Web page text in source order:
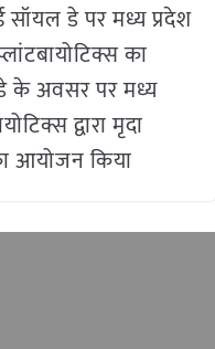
सॉयल डे पर मध्य प्रदेश
का
के अवसर पर मध्य
द्वारा मृदा
आयोजन किया